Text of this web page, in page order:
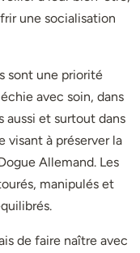
une socialisation
sont une priorité
avec soin, dans
aussi et surtout dans
visant à préserver la
Allemand. Les
manipulés et
de faire naître avec